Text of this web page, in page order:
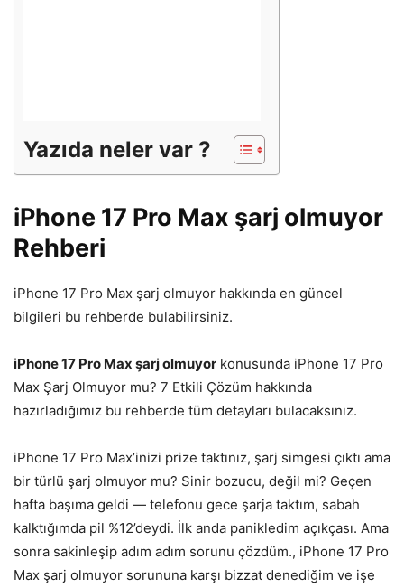
Yazıda neler var ?
iPhone 17 Pro Max şarj olmuyor
Rehberi
iPhone 17 Pro Max şarj olmuyor hakkında en güncel
bilgileri bu rehberde bulabilirsiniz.
iPhone 17 Pro Max şarj olmuyor konusunda iPhone 17 Pro
Max Şarj Olmuyor mu? 7 Etkili Çözüm hakkında
hazırladığımız bu rehberde tüm detayları bulacaksınız.
iPhone 17 Pro Max’inizi prize taktınız, şarj simgesi çıktı ama
bir türlü şarj olmuyor mu? Sinir bozucu, değil mi? Geçen
hafta başıma geldi — telefonu gece şarja taktım, sabah
kalktığımda pil %12’deydi. İlk anda panikledim açıkçası. Ama
sonra sakinleşip adım adım sorunu çözdüm., iPhone 17 Pro
Max şarj olmuyor sorununa karşı bizzat denediğim ve işe